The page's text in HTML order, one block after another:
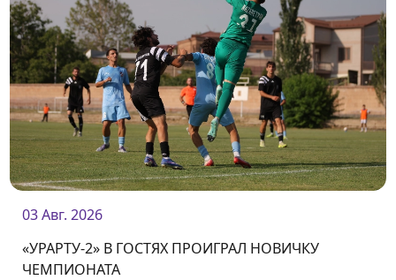
03 Авг. 2026
«УРАРТУ-2» В ГОСТЯХ ПРОИГРАЛ НОВИЧКУ
ЧЕМПИОНАТА